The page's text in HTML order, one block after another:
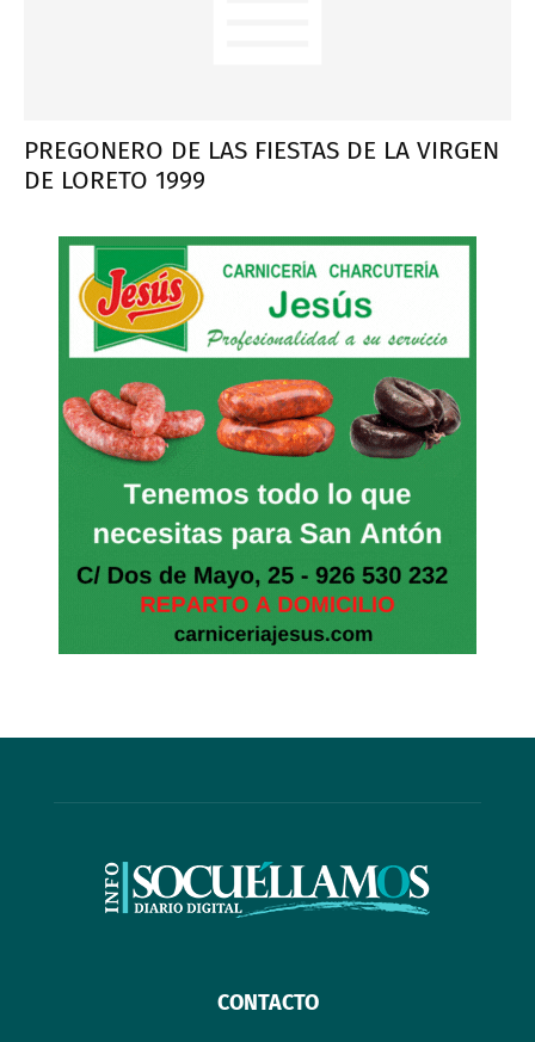
PREGONERO DE LAS FIESTAS DE LA VIRGEN
DE LORETO 1999
CONTACTO